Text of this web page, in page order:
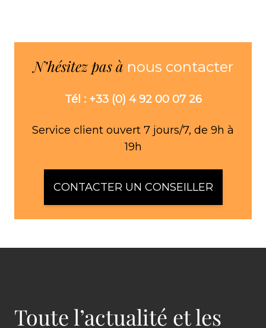
N’hésitez pas à nous contacter
Tél : +33 (0) 4 92 00 07 26
Service client ouvert 7 jours/7, de 9h à
19h
CONTACTER UN CONSEILLER
Toute l’actualité et les